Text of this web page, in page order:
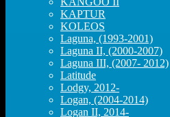
KAPTUR
KOLEOS
Laguna, (1993-2001)
Laguna II, (2000-2007)
Laguna III, (2007- 2012)
Latitude
Lodgy, 2012-
Logan, (2004-2014)
Logan II, 2014-